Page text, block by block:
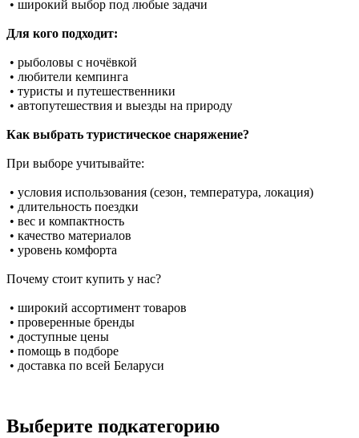
• широкий выбор под любые задачи
Для кого подходит:
• рыболовы с ночёвкой
• любители кемпинга
• туристы и путешественники
• автопутешествия и выезды на природу
Как выбрать туристическое снаряжение?
При выборе учитывайте:
• условия использования (сезон, температура, локация)
• длительность поездки
• вес и компактность
• качество материалов
• уровень комфорта
Почему стоит купить у нас?
• широкий ассортимент товаров
• проверенные бренды
• доступные цены
• помощь в подборе
• доставка по всей Беларуси
Выберите подкатегорию